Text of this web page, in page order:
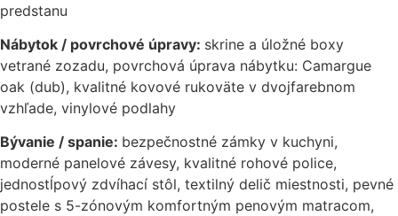
predstanu
Nábytok / povrchové úpravy: skrine a úložné boxy
vetrané zozadu, povrchová úprava nábytku: Camargue
oak (dub), kvalitné kovové rukoväte v dvojfarebnom
vzhľade, vinylové podlahy
Bývanie / spanie: bezpečnostné zámky v kuchyni,
moderné panelové závesy, kvalitné rohové police,
jednostĺpový zdvíhací stôl, textilný delič miestnosti, pevné
postele s 5-zónovým komfortným penovým matracom,